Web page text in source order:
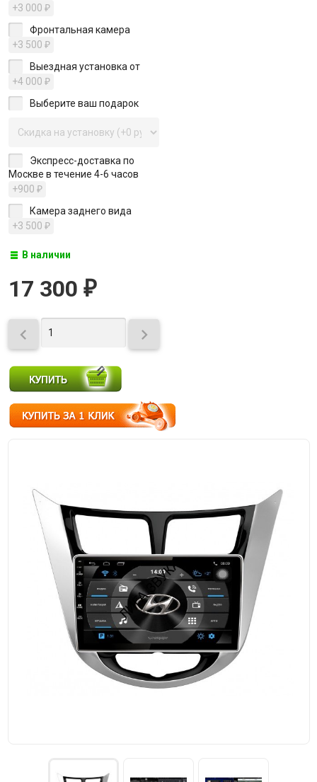
+3 000 ₽
Фронтальная камера
+3 500 ₽
Выездная установка от
+4 000 ₽
Выберите ваш подарок
Экспресс-доставка по
Москве в течение 4-6 часов
+900 ₽
Камера заднего вида
+3 500 ₽
В наличии
17 300 ₽
 